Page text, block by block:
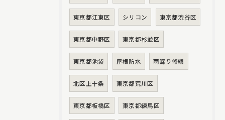
東京都江東区 シリコン 東京都渋谷区
東京都中野区 東京都杉並区
東京都池袋 屋根防水 雨漏り修繕
北区上十条 東京都荒川区
東京都板橋区 東京都練馬区